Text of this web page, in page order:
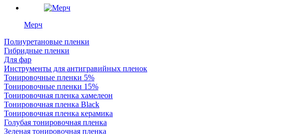
Мерч
Полиуретановые пленки
Гибридные пленки
Для фар
Инструменты для антигравийных пленок
Тонировочные пленки 5%
Тонировочные пленки 15%
Тонировочная пленка хамелеон
Тонировочная пленка Black
Тонировочная пленка керамика
Голубая тонировочная пленка
Зеленая тонировочная пленка